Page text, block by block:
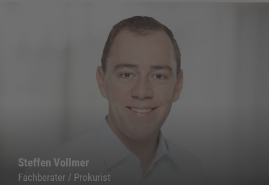
Steffen Vollmer
Fachberater / Prokurist